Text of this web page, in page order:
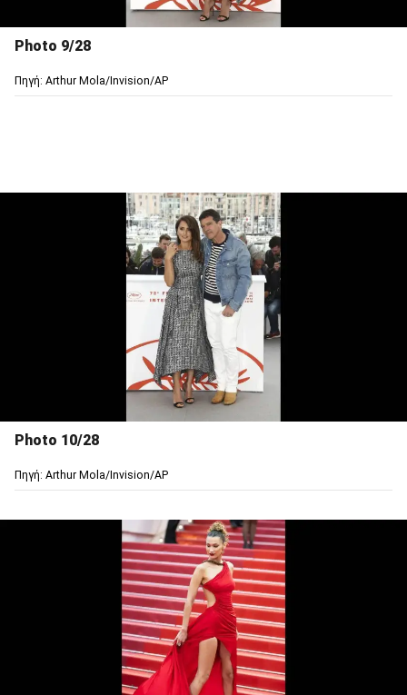
Photo 9/28
Πηγή: Arthur Mola/Invision/AP
Photo 10/28
Πηγή: Arthur Mola/Invision/AP